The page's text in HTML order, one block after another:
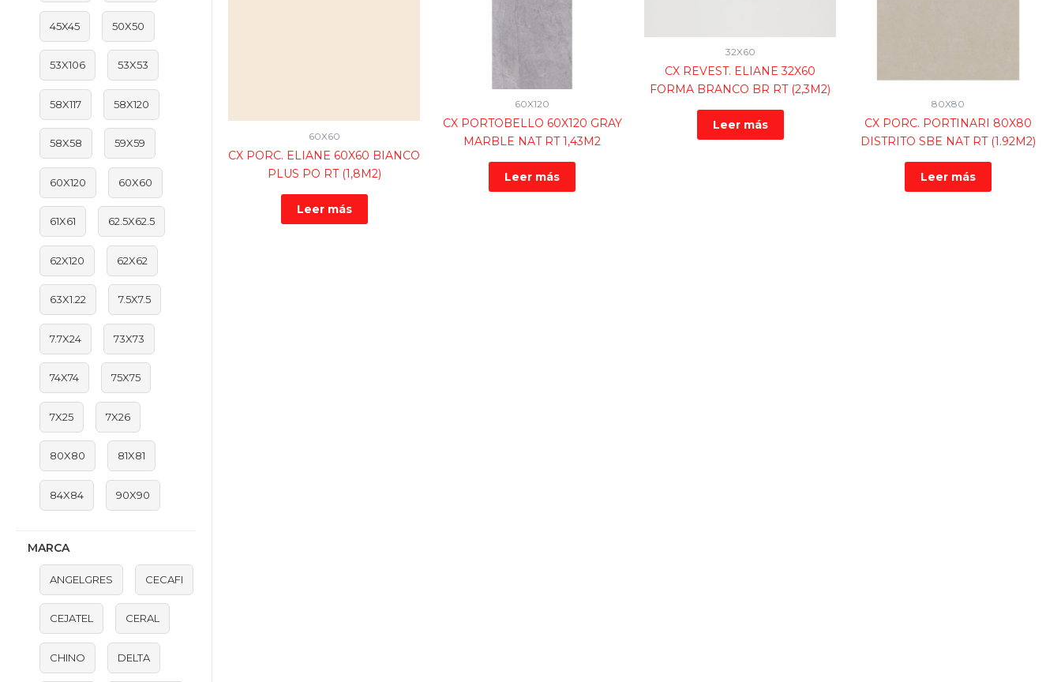
45X45 50X50
53X106 53X53
58X117 58X120
58X58 59X59
60X120 60X60
61X61 62.5X62.5
62X120 62X62
63X1.22 7.5X7.5
7.7X24 73X73
74X74 75X75
7X25 7X26
80X80 81X81
84X84 90X90
MARCA
ANGELGRES CECAFI
CEJATEL CERAL
CHINO DELTA
60X60
CX PORC. ELIANE 60X60 BIANCO
PLUS PO RT (1,8M2)
Leer más
60X120
CX PORTOBELLO 60X120 GRAY
MARBLE NAT RT 1,43M2
Leer más
32X60
CX REVEST. ELIANE 32X60
FORMA BRANCO BR RT (2,3M2)
Leer más
80X80
CX PORC. PORTINARI 80X80
DISTRITO SBE NAT RT (1.92M2)
Leer más